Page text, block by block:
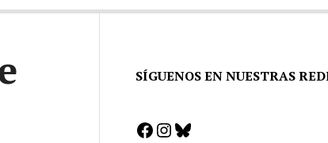
SÍGUENOS EN NUESTRAS
Facebook
Instagram
Bluesky